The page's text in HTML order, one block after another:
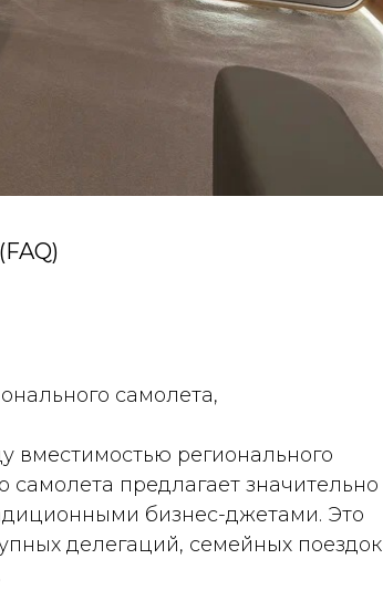
самолета,
вместимостью регионального
предлагает значительно
бизнес-джетами. Это
делегаций, семейных поездок